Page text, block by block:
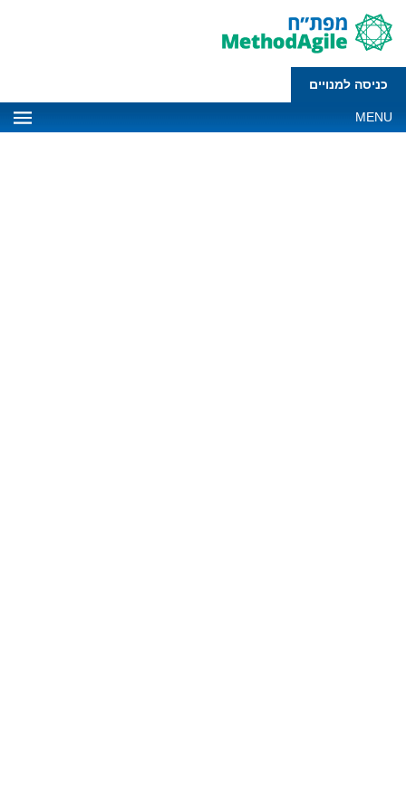
כניסה למנויים
MENU